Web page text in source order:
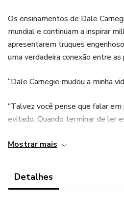
Os ensinamentos de Dale
mundial e continuam a inspirar
apresentarem truques
uma verdadeira conexão entre as
“Dale Carnegie mudou a minha
“Talvez você pense que falar
evitado. Quando terminar de ler
e da melhor forma possível.
terá se transformado em um
Mostrar mais
Detalhes